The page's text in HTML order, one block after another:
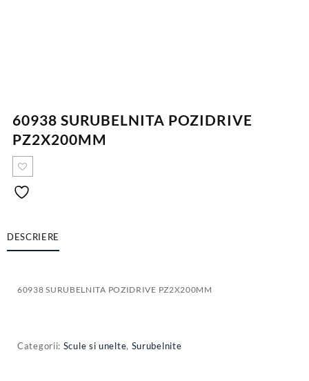
60938 SURUBELNITA POZIDRIVE
PZ2X200MM
DESCRIERE
60938 SURUBELNITA POZIDRIVE PZ2X200MM
Categorii: Scule si unelte, Surubelnite